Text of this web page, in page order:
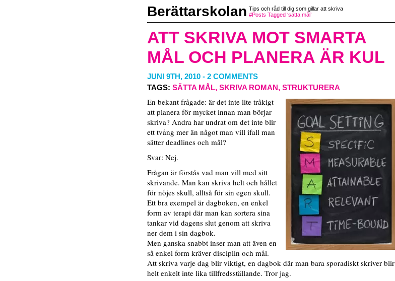
Berättarskolan Tips och råd till dig som gillar att skriva
#Posts Tagged ‘sätta mål’
ATT SKRIVA MOT SMARTA
MÅL OCH PLANERA ÄR KUL
JUNI 9TH, 2010 - 2 COMMENTS
TAGS: SÄTTA MÅL, SKRIVA ROMAN, STRUKTURERA
En bekant frågade: är det inte lite tråkigt
att planera för mycket innan man börjar
skriva? Andra har undrat om det inte blir
ett tvång mer än något man vill ifall man
sätter deadlines och mål?
Svar: Nej.
Frågan är förstås vad man vill med sitt
skrivande. Man kan skriva helt och hållet
för nöjes skull, alltså för sin egen skull.
Ett bra exempel är dagboken, en enkel
form av terapi där man kan sortera sina
tankar vid dagens slut genom att skriva
ner dem i sin dagbok.
Men ganska snabbt inser man att även en
så enkel form kräver disciplin och mål.
Att skriva varje dag blir viktigt, en dagbok där man bara sporadiskt skriver blir
helt enkelt inte lika tillfredsställande. Tror jag.